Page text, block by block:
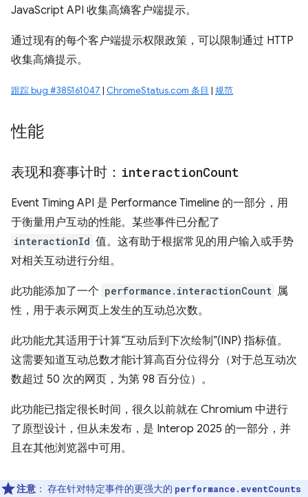
JavaScript API 收集高熵客户端提示。
通过现有的每个客户端提示权限政策，可以限制通过 HTTP
收集高熵提示。
跟踪 bug #385161047 | ChromeStatus.com 条目 | 规范
性能
表现和赛事计时： interactionCount
Event Timing API 是 Performance Timeline 的一部分，用
于衡量用户互动的性能。某些事件已分配了
interactionId 值。这有助于根据常见的用户输入或手势
对相关互动进行分组。
此功能添加了一个 performance.interactionCount 属
性，用于表示网页上发生的互动总次数。
此功能尤其适用于计算“互动后到下次绘制”(INP) 指标值。
这需要知道互动总数才能计算高百分位得分（对于总互动次
数超过 50 次的网页，为第 98 百分位）。
此功能已指定很长时间，很久以前就在 Chromium 中进行
了原型设计，但从未发布，是 Interop 2025 的一部分，并
且在其他浏览器中可用。
注意 ： 存在针对特定事件的更强大的 performance.eventCounts